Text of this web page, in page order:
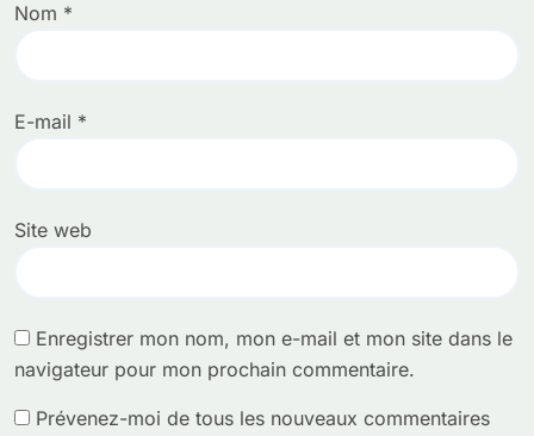
Nom *
E-mail *
Site web
Enregistrer mon nom, mon e-mail et mon site dans le
navigateur pour mon prochain commentaire.
Prévenez-moi de tous les nouveaux commentaires